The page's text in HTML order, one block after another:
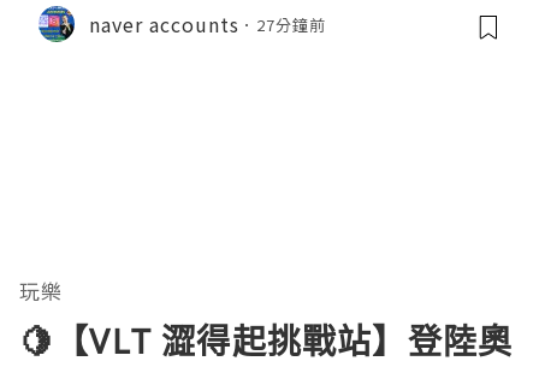
naver accounts 27分鐘前
玩樂
🍋【VLT 澀得起挑戰站】登陸奧